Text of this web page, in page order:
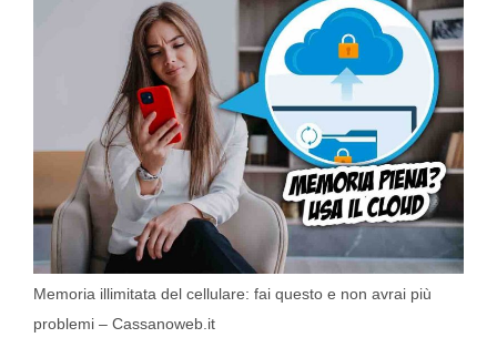
Memoria illimitata del cellulare: fai questo e non avrai più
problemi – Cassanoweb.it